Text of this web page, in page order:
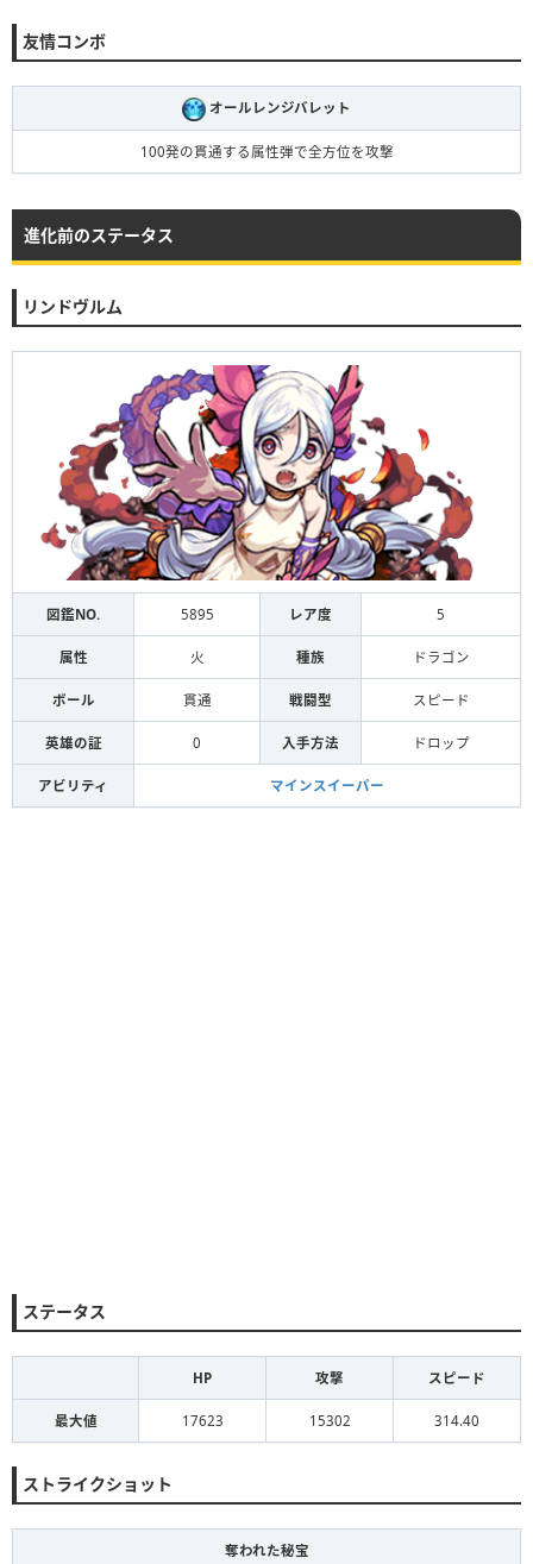
友情コンボ
オールレンジバレット
100発の貫通する属性弾で全方位を攻撃
進化前のステータス
リンドヴルム
図鑑NO. 5895 レア度 5
属性 火 種族 ドラゴン
ボール 貫通 戦闘型 スピード
英雄の証 0 入手方法 ドロップ
アビリティ マインスイーパー
ステータス
HP 攻撃 スピード
最大値 17623 15302 314.40
ストライクショット
奪われた秘宝